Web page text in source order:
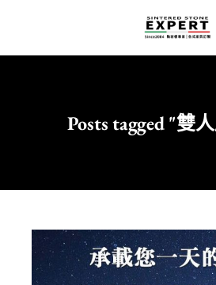
Posts tagged "雙